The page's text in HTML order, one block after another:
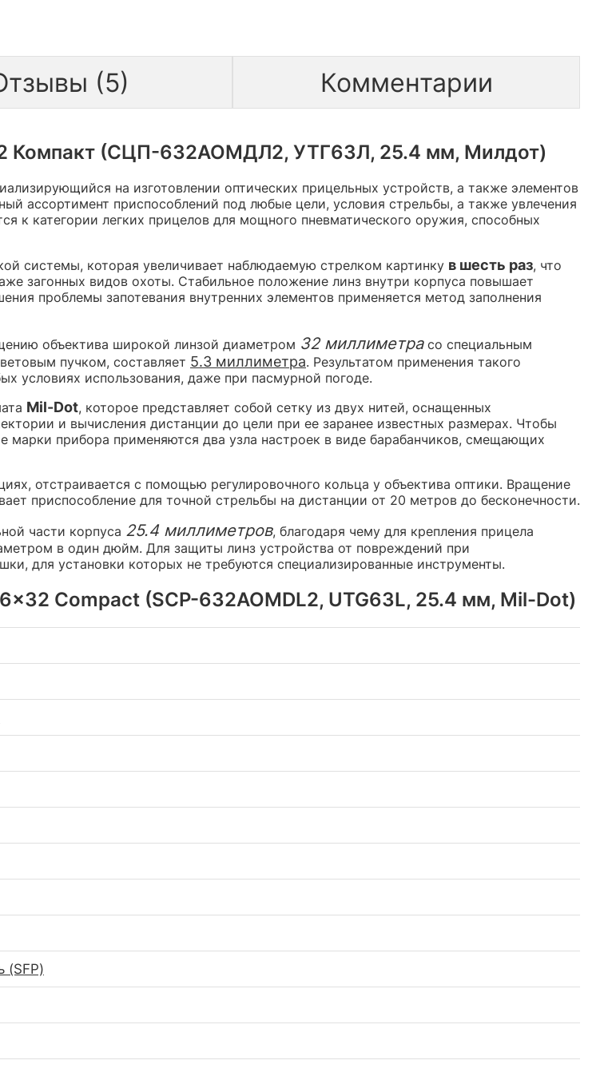
(5) Комментарии
Компакт (СЦП-632АОМДЛ2, УТГ63Л, 25.4 мм, Милдот)
на изготовлении оптических прицельных устройств, а также элементов
ассортимент приспособлений под любые цели, условия стрельбы, а также увлечения
к категории легких прицелов для мощного пневматического оружия, способных
системы, которая увеличивает наблюдаемую стрелком картинку в шесть раз, что
загонных видов охоты. Стабильное положение линз внутри корпуса повышает
проблемы запотевания внутренних элементов применяется метод заполнения
объектива широкой линзой диаметром 32 миллиметрасо специальным
пучком, составляет 5.3 миллиметра. Результатом применения такого
условиях использования, даже при пасмурной погоде.
Mil-Dot, которое представляет собой сетку из двух нитей, оснащенных
и вычисления дистанции до цели при ее заранее известных размерах. Чтобы
марки прибора применяются два узла настроек в виде барабанчиков, смещающих
отстраивается с помощью регулировочного кольца у объектива оптики. Вращение
приспособление для точной стрельбы на дистанции от 20 метров до бесконечности.
части корпуса 25.4 миллиметров, благодаря чему для крепления прицела
в один дюйм. Для защиты линз устройства от повреждений при
для установки которых не требуются специализированные инструменты.
Compact (SCP-632AOMDL2, UTG63L, 25.4 мм, Mil-Dot)
(SFP)